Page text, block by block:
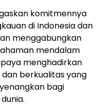
komitmennya
di Indonesia dan
menggabungkan
mendalam
menghadirkan
berkualitas yang
bagi